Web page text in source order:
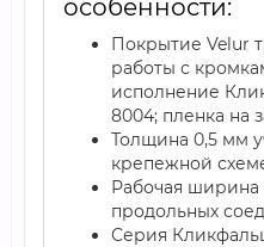
особенности:
Покрытие Velur
работы с
исполнение
8004; пленка на
Толщина 0,5 мм
крепежной
Рабочая ширина
продольных
Серия